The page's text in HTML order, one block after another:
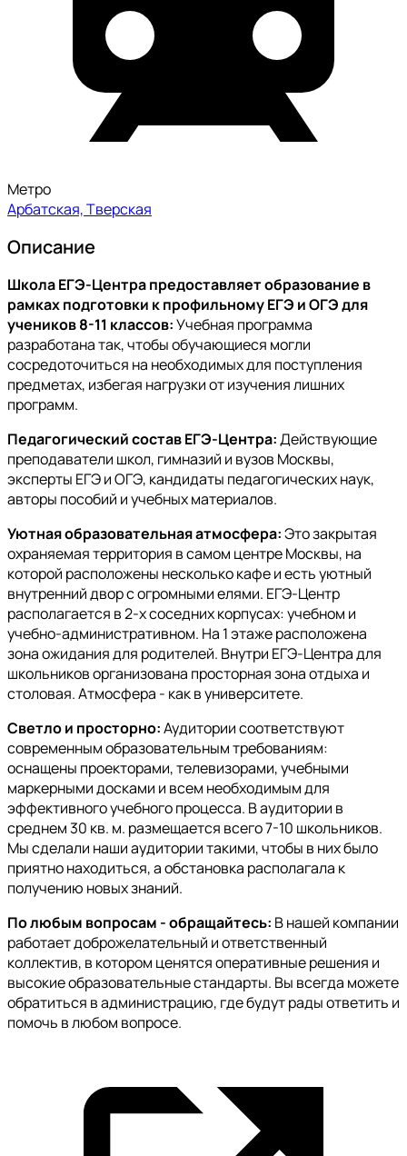
Метро
Арбатская, Тверская
Описание
Школа ЕГЭ-Центра предоставляет образование в
рамках подготовки к профильному ЕГЭ и ОГЭ для
учеников 8-11 классов:Учебная программа
разработана так, чтобы обучающиеся могли
сосредоточиться на необходимых для поступления
предметах, избегая нагрузки от изучения лишних
программ.
Педагогический состав ЕГЭ-Центра:Действующие
преподаватели школ, гимназий и вузов Москвы,
эксперты ЕГЭ и ОГЭ, кандидаты педагогических наук,
авторы пособий и учебных материалов.
Уютная образовательная атмосфера:Это закрытая
охраняемая территория в самом центре Москвы, на
которой расположены несколько кафе и есть уютный
внутренний двор с огромными елями. ЕГЭ-Центр
располагается в 2-х соседних корпусах: учебном и
учебно-административном. На 1 этаже расположена
зона ожидания для родителей. Внутри ЕГЭ-Центра для
школьников организована просторная зона отдыха и
столовая. Атмосфера - как в университете.
Светло и просторно:Аудитории соответствуют
современным образовательным требованиям:
оснащены проекторами, телевизорами, учебными
маркерными досками и всем необходимым для
эффективного учебного процесса. В аудитории в
среднем 30 кв. м. размещается всего 7-10 школьников.
Мы сделали наши аудитории такими, чтобы в них было
приятно находиться, а обстановка располагала к
получению новых знаний.
По любым вопросам - обращайтесь: В нашей компании
работает доброжелательный и ответственный
коллектив, в котором ценятся оперативные решения и
высокие образовательные стандарты. Вы всегда можете
обратиться в администрацию, где будут рады ответить и
помочь в любом вопросе.